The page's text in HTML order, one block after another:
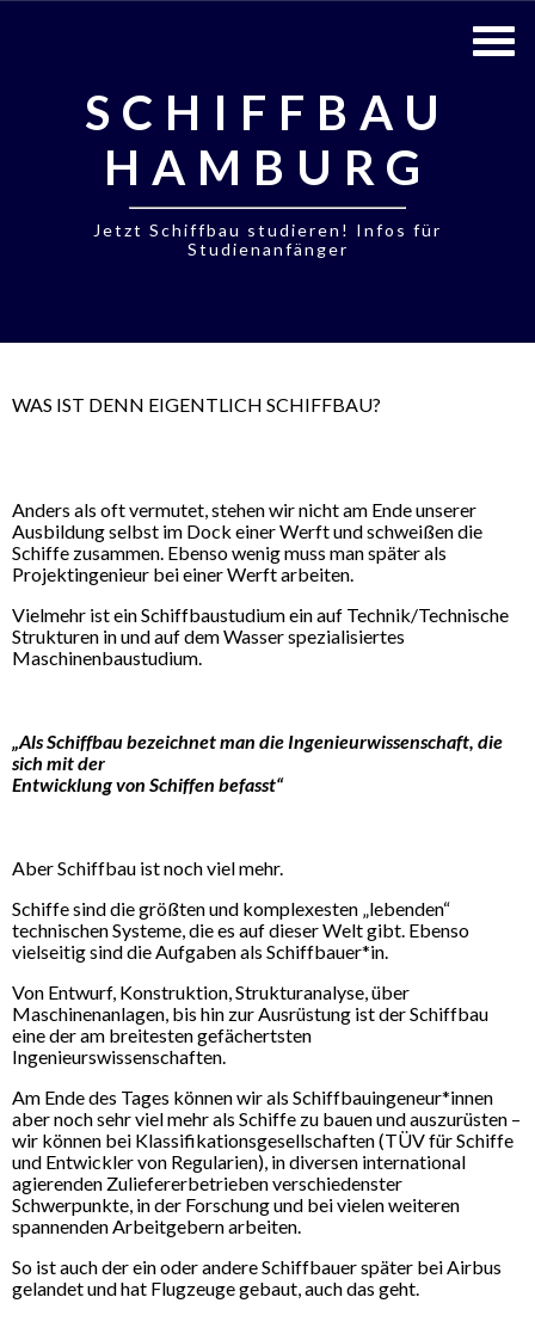
SCHIFFBAU
HAMBURG
Jetzt Schiffbau studieren! Infos für
Studienanfänger
WAS IST DENN EIGENTLICH SCHIFFBAU?
Anders als oft vermutet, stehen wir nicht am Ende unserer
Ausbildung selbst im Dock einer Werft und schweißen die
Schiffe zusammen. Ebenso wenig muss man später als
Projektingenieur bei einer Werft arbeiten.
Vielmehr ist ein Schiffbaustudium ein auf Technik/Technische
Strukturen in und auf dem Wasser spezialisiertes
Maschinenbaustudium.
„Als Schiffbau bezeichnet man die Ingenieurwissenschaft, die
sich mit der
Entwicklung von Schiffen befasst“
Aber Schiffbau ist noch viel mehr.
Schiffe sind die größten und komplexesten „lebenden“
technischen Systeme, die es auf dieser Welt gibt. Ebenso
vielseitig sind die Aufgaben als Schiffbauer*in.
Von Entwurf, Konstruktion, Strukturanalyse, über
Maschinenanlagen, bis hin zur Ausrüstung ist der Schiffbau
eine der am breitesten gefächertsten
Ingenieurswissenschaften.
Am Ende des Tages können wir als Schiffbauingeneur*innen
aber noch sehr viel mehr als Schiffe zu bauen und auszurüsten –
wir können bei Klassifikationsgesellschaften (TÜV für Schiffe
und Entwickler von Regularien), in diversen international
agierenden Zuliefererbetrieben verschiedenster
Schwerpunkte, in der Forschung und bei vielen weiteren
spannenden Arbeitgebern arbeiten.
So ist auch der ein oder andere Schiffbauer später bei Airbus
gelandet und hat Flugzeuge gebaut, auch das geht.